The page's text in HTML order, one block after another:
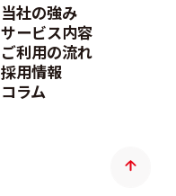
当社の強み
サービス内容
ご利用の流れ
採用情報
コラム